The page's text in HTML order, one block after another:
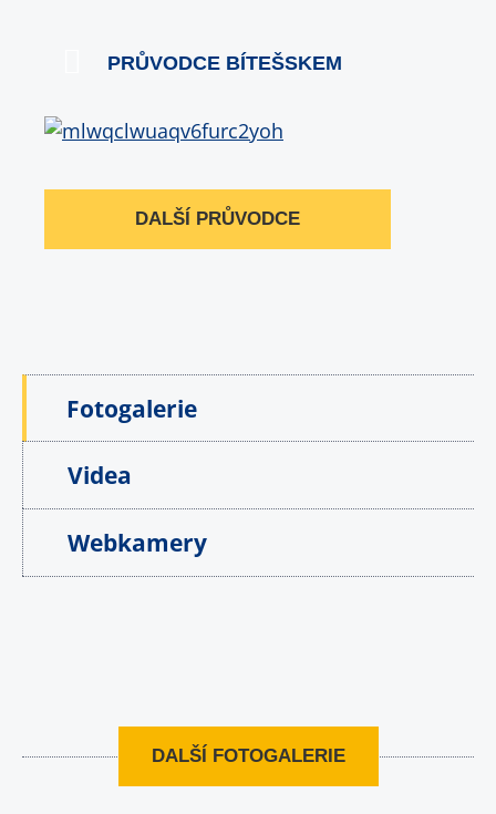
PRŮVODCE BÍTEŠSKEM
DALŠÍ PRŮVODCE
Fotogalerie
Videa
Webkamery
DALŠÍ FOTOGALERIE